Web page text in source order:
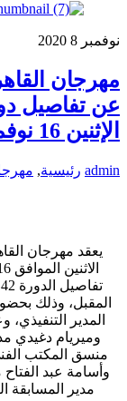
نوفمبر 8
2020
مهرجان
الإثنين 16 نوفمبر
admin رئيسية,
المقبل، وذلك
المدير التنفيذي،
وميريام دغيدي
منسق المكتب
وأسامة عبد
مدير المسابقة